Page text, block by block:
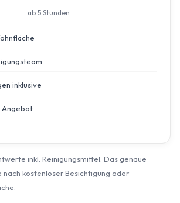
ab 5 Stunden
inklusive
Angebot
inkl. Reinigungsmittel. Das genaue
nach kostenloser Besichtigung oder